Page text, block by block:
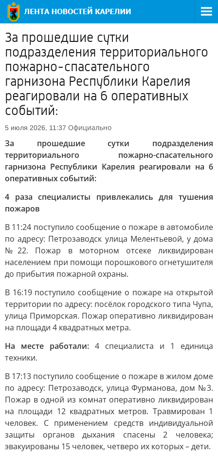
За прошедшие сутки
подразделения территориального
пожарно-спасательного
гарнизона Республики Карелия
реагировали на 6 оперативных
событий:
5 июля 2026, 11:37 Официально
За прошедшие сутки подразделения
территориального пожарно-спасательного
гарнизона Республики Карелия реагировали на 6
оперативных событий:
4 раза специалисты привлекались для тушения
пожаров
В 11:24 поступило сообщение о пожаре в автомобиле
по адресу: Петрозаводск улица Мелентьевой, у дома
№22. Пожар в моторном отсеке ликвидирован
населением при помощи порошкового огнетушителя
до прибытия пожарной охраны.
В 16:19 поступило сообщение о пожаре на открытой
территории по адресу: посёлок городского типа Чупа,
улица Приморская. Пожар оперативно ликвидирован
на площади 4 квадратных метра.
На месте работали: 4 специалиста и 1 единица
техники.
В 17:13 поступило сообщение о пожаре в жилом доме
по адресу: Петрозаводск, улица Фурманова, дом №3.
Пожар в одной из комнат оперативно ликвидирован
на площади 12 квадратных метров. Травмирован 1
человек. С применением средств индивидуальной
защиты органов дыхания спасены 2 человека;
эвакуированы 15 человек, четверо их которых – дети.